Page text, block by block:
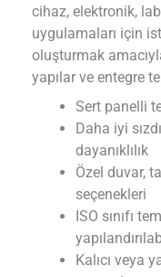
cihaz, elektronik,
uygulamaları için
oluşturmak
yapılar ve entegre
Sert panelli
Daha iyi
dayanıklılık
Özel duvar,
seçenekleri
ISO sınıfı
Kalıcı veya